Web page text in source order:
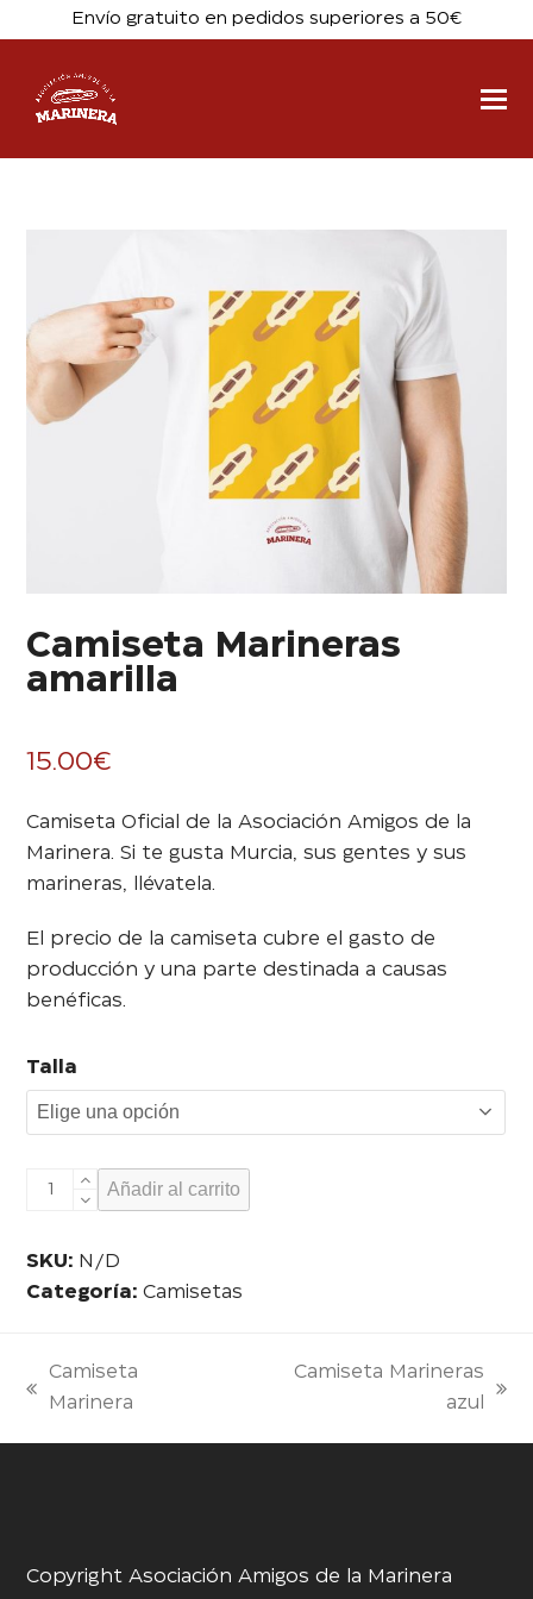
Envío gratuito en pedidos superiores a 50€
Camiseta Marineras
amarilla
15.00€
Camiseta Oficial de la Asociación Amigos de la
Marinera. Si te gusta Murcia, sus gentes y sus
marineras, llévatela.
El precio de la camiseta cubre el gasto de
producción y una parte destinada a causas
benéficas.
Talla
Camiseta
Marineras
cantidad
Añadir al carrito
SKU: N/D
Categoría: Camisetas
entrada
Camiseta
Marinera
Camiseta Marineras
azul
Copyright Asociación Amigos de la Marinera